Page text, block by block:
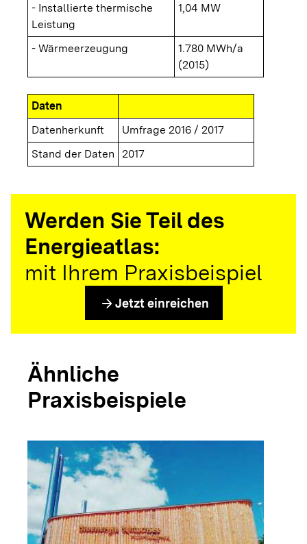
- Installierte thermische
Leistung
1,04 MW
- Wärmeerzeugung
1.780 MWh/a
(2015)
Daten
Datenherkunft
Umfrage 2016 / 2017
Stand der Daten
2017
Werden Sie Teil des
Energieatlas:
mit Ihrem Praxisbeispiel
arrow_forward Jetzt einreichen
Ähnliche
Praxisbeispiele